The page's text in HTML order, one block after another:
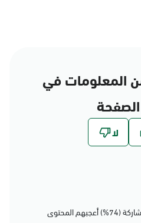
المعلومات في